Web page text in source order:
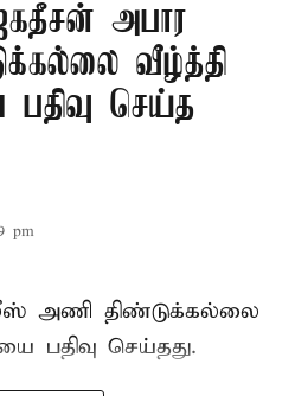
அபார
வீழ்த்தி
செய்த
pm
அணி திண்டுக்கல்லை
பதிவு செய்தது.